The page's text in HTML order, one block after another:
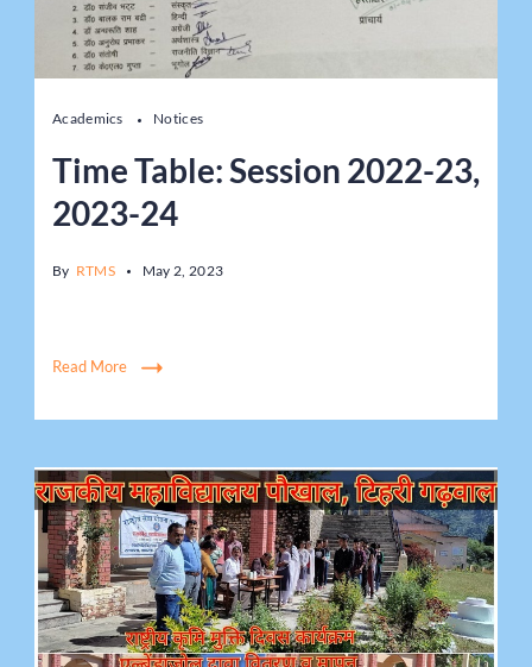
Academics Notices
Time Table: Session 2022-23,
2023-24
By RTMS May 2, 2023
Read More